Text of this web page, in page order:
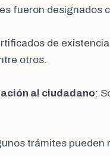
fueron designados
de
otros.
al ciudadano:
trámites pueden